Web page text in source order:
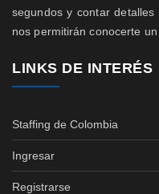
segundos y contar
nos permitirán conocerte un
LINKS DE INTERÉS
Staffing de Colombia
Ingresar
Registrarse